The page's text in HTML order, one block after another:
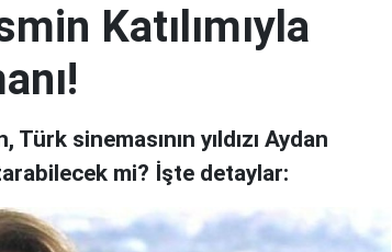
Katılımıyla
sinemasının yıldızı Aydan
mi? İşte detaylar: